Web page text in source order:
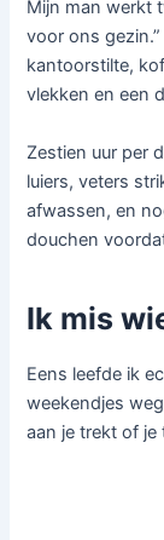
Mijn man werkt
voor ons
kantoorstilte,
vlekken en een
Zestien uur per
luiers, veters
afwassen, en
douchen
Ik mis
Eens leefde ik
weekendjes
aan je trekt of